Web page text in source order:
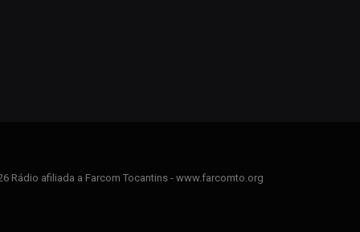
Rádio afiliada a Farcom Tocantins - www.farcomto.org